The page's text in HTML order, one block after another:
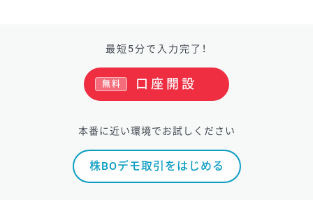
最短5分で入力完了！
口座開設
無料
本番に近い環境でお試しください
株BOデモ取引をはじめる